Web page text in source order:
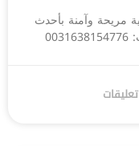
مريحة وآمنة بأحدث